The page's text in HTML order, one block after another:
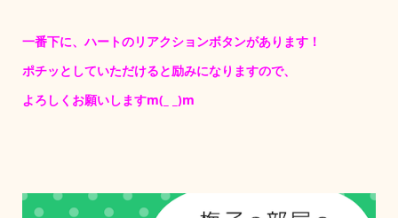
一番下に、ハートのリアクションボタンがあります！
ポチッとしていただけると励みになりますので、
よろしくお願いしますm(_ _)m